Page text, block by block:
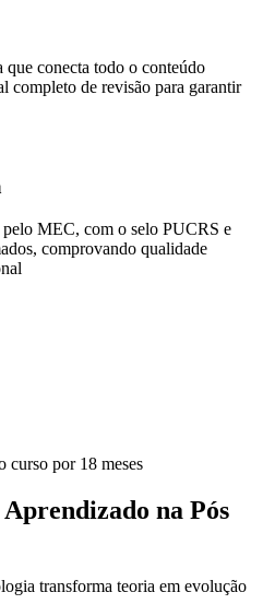
conecta todo o conteúdo
completo de revisão para garantir
MEC, com o selo PUCRS e
comprovando qualidade
curso por 18 meses
na Pós
transforma teoria em evolução